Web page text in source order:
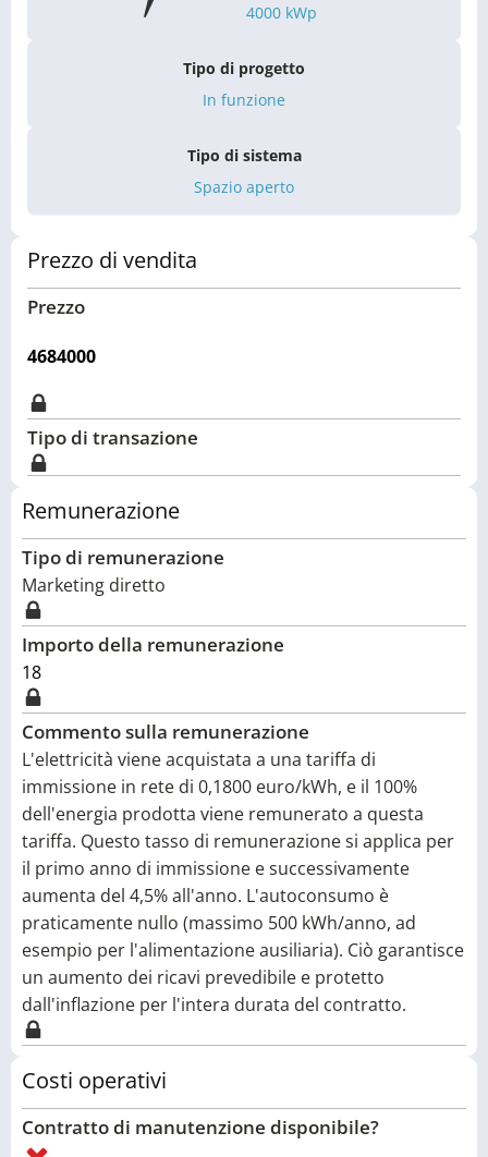
4000kWp
Tipo di progetto
In funzione
Tipo di sistema
Spazio aperto
Prezzo di vendita
Prezzo
4684000
Tipo di transazione
Remunerazione
Tipo di remunerazione
Marketing diretto
Importo della remunerazione
18
Commento sulla remunerazione
L'elettricità viene acquistata a una tariffa di
immissione in rete di 0,1800 euro/kWh, e il 100%
dell'energia prodotta viene remunerato a questa
tariffa. Questo tasso di remunerazione si applica per
il primo anno di immissione e successivamente
aumenta del 4,5% all'anno. L'autoconsumo è
praticamente nullo (massimo 500 kWh/anno, ad
esempio per l'alimentazione ausiliaria). Ciò garantisce
un aumento dei ricavi prevedibile e protetto
dall'inflazione per l'intera durata del contratto.
Costi operativi
Contratto di manutenzione disponibile?